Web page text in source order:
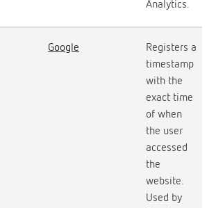
Analytics.
Google
Registers a
timestamp
with the
exact time
of when
the user
accessed
the
website.
Used by